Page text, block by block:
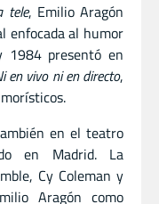
tele, Emilio Aragón
enfocada al humor
1984 presentó en
en vivo ni en directo,
en el teatro
en Madrid. La
Cy Coleman y
Aragón como